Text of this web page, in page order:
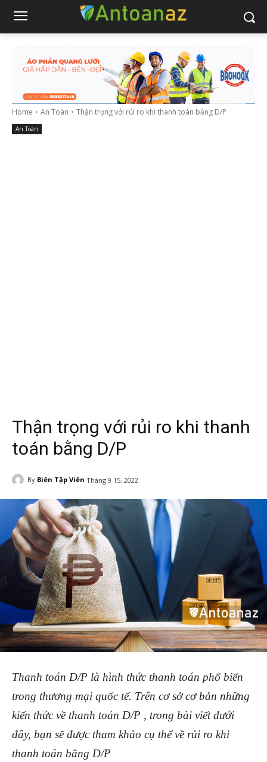
Home An Toàn Thận trọng với rủi ro khi thanh toán bằng D/P
An Toàn
Thận trọng với rủi ro khi thanh
toán bằng D/P
By Biên Tập Viên Tháng 9 15, 2022
Thanh toán D/P là hình thức thanh toán phổ biến
trong thương mại quốc tế. Trên cơ sở cơ bản những
kiến thức về thanh toán D/P , trong bài viết dưới
đây, bạn sẽ được tham khảo cụ thể về rủi ro khi
thanh toán bằng D/P